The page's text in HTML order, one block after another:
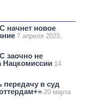
начнет новое
7 апреля 2023,
заочно не
Нацкомиссии 14
передачу в суд
20 марта